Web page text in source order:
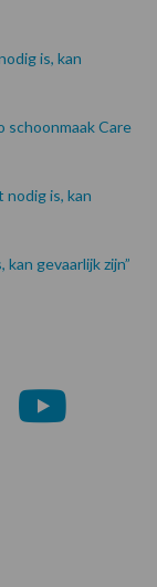
is, kan
schoonmaak Care
is, kan
gevaarlijk zijn”